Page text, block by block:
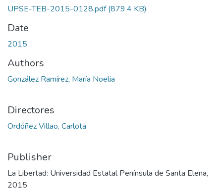
UPSE-TEB-2015-0128.pdf(879.4 KB)
Date
2015
Authors
González Ramírez, María Noelia
Directores
Ordóñez Villao, Carlota
Publisher
La Libertad: Universidad Estatal Península de Santa Elena,
2015